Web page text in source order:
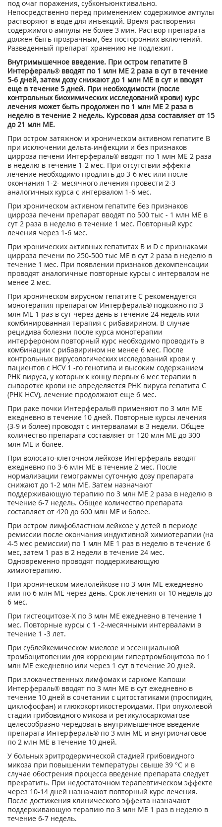
под очаг поражения, субконъюнктивально.
Непосредственно перед применением содержимое ампулы
растворяют в воде для инъекций. Время растворения
содержимого ампулы не более 3 мин. Раствор препарата
должен быть прозрачным, без посторонних включений.
Разведенный препарат хранению не подлежит.
Внутримышечное введение. При остром гепатите В
Интерфераль® вводят по 1 млн ME 2 раза в сут в течение
5-6 дней, затем дозу снижают до 1 млн ME в сут и вводят
еще в течение 5 дней. При необходимости (после
контрольных биохимических исследований крови) курс
лечения может быть продолжен по 1 млн ME 2 раза в
неделю в течение 2 недель. Курсовая доза составляет от 15
до 21 млн ME.
При остром затяжном и хроническом активном гепатите В
при исключении дельта-инфекции и без признаков
цирроза печени Интерфераль® вводят по 1 млн ME 2 раза
в неделю в течение 1-2 мес. При отсутствии эффекта
лечение необходимо продлить до 3-6 мес или после
окончания 1-2- месячного лечения провести 2-3
аналогичных курса с интервалом 1-6 мес.
При хроническом активном гепатите без признаков
цирроза печени препарат вводят по 500 тыс - 1 млн ME в
сут 2 раза в неделю в течение 1 мес. Повторный курс
лечения через 1-6 мес.
При хронических активных гепатитах В и D с признаками
цирроза печени по 250-500 тыс ME в сут 2 раза в неделю в
течение 1 мес. При появлении признаков декомпенсации
проводят аналогичные повторные курсы с интервалом не
менее 2 мес.
При хроническом вирусном гепатите С рекомендуется
монотерапия препаратом Интерфераль® подкожно по 3
млн ME 1 раз в сут через день в течение 24 недель или
комбинированная терапия с рибавирином. В случае
рецидива болезни после курса монотерапии
интерфероном повторный курс необходимо проводить в
комбинации с рибавирином не менее 6 мес. После
контрольных вирусологических исследований крови у
пациентов с НСV 1 -го генотипа и высоким содержанием
РНК вируса, у которых к концу первых 6 мес терапии в
сыворотке крови не определяется РНК вируса гепатита С
(РНК HCV), лечение продолжают еще 6 мес.
При раке почки Интерфераль® применяют по 3 млн ME
ежедневно в течение 10 дней. Повторные курсы лечения
(3-9 и более) проводят с интервалами в 3 недели. Общее
количество препарата составляет от 120 млн ME до 300
млн ME и более.
При волосато-клеточном лейкозе Интерфераль вводят
ежедневно по 3-6 млн ME в течение 2 мес. После
нормализации гемограммы суточную дозу препарата
снижают до 1-2 млн ME. Затем назначают
поддерживающую терапию по 3 млн ME 2 раза в неделю в
течение 6-7 недель. Общее количество препарата
составляет от 420 до 600 млн ME и более.
При остром лимфобластном лейкозе у детей в периоде
ремиссии после окончания индуктивной химиотерапии (на
4-5 мес ремиссии) по 1 млн ME 1 раз в неделю в течение 6
мес, затем 1 раз в 2 недели в течение 24 мес.
Одновременно проводят поддерживающую
химиотерапию.
При хроническом миелолейкозе по 3 млн ME ежедневно
или по 6 млн ME через день. Срок лечения от 10 недель до
6 мес.
При гистеоцитозе-Х по 3 млн ME ежедневно в течение 1
мес. Повторные курсы с 1 -2-месячными интервалами в
течение 1 -3 лет.
При сублейкемическом миелозе и эссенциальной
тромбоцитопении для коррекции гипертромбоцитоза по 1
млн ME ежедневно или через 1 сут в течение 20 дней.
При злокачественных лимфомах и саркоме Капоши
Интерфераль® вводят по 3 млн ME в сут ежедневно в
течение 10 дней в сочетании с цитостатиками (проспидин,
циклофосфан) и глюкокортикостероидами. При опухолевой
стадии грибовидного микоза и ретикулосаркоматозе
целесообразно чередовать внутримышечное введение
препарата Интерфераль® по 3 млн ME и внутриочаговое
по 2 млн ME в течение 10 дней.
У больных эритродермической стадией грибовидного
микоза при повышении температуры свыше 39 °С и в
случае обострения процесса введение препарата следует
прекратить. При недостаточном терапевтическом эффекте
через 10-14 дней назначают повторный курс лечения.
После достижения клинического эффекта назначают
поддерживающую терапию по 3 млн ME 1 раз в неделю в
течение 6-7 недель.